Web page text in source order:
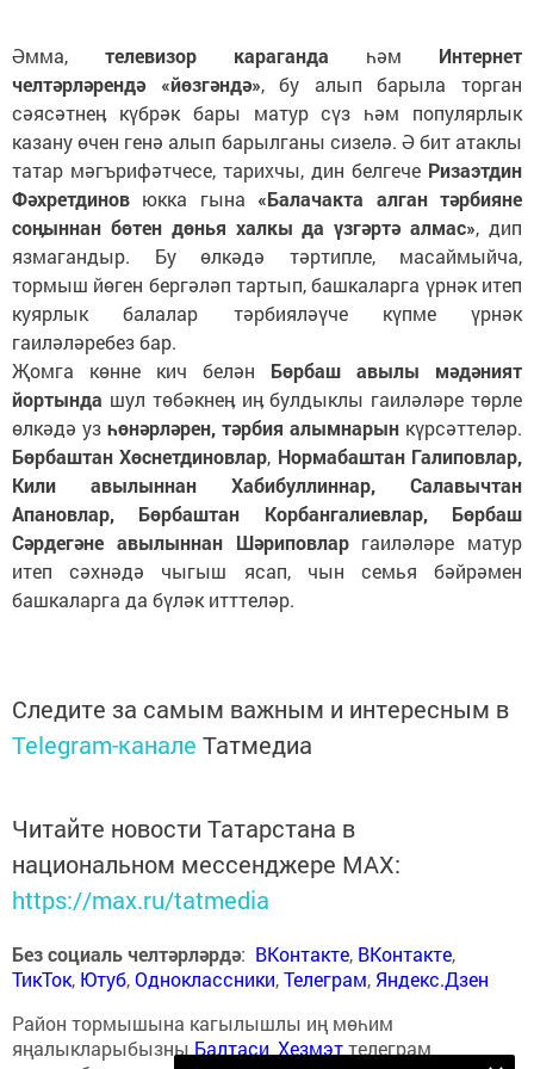
Әмма, телевизор караганда һәм Интернет
челтәрләрендә «йөзгәндә», бу алып барыла торган
сәясәтнеӊ күбрәк бары матур сүз һәм популярлык
казану өчен генә алып барылганы сизелә. Ә бит атаклы
татар мәгърифәтчесе, тарихчы, дин белгече Ризаэтдин
Фәхретдинов юкка гына «Балачакта алган тәрбияне
соӊыннан бөтен дөнья халкы да үзгәртә алмас», дип
язмагандыр. Бу өлкәдә тәртипле, масаймыйча,
тормыш йөген бергәләп тартып, башкаларга үрнәк итеп
куярлык балалар тәрбияләүче күпме үрнәк
гаиләләребез бар.
Җомга көнне кич белән Бөрбаш авылы мәдәният
йортында шул төбәкнеӊ иӊ булдыклы гаиләләре төрле
өлкәдә уз һөнәрләрен, тәрбия алымнарын күрсәттеләр.
Бөрбаштан Хөснетдиновлар, Нормабаштан Галиповлар,
Кили авылыннан Хабибуллиннар, Салавычтан
Апановлар, Бөрбаштан Корбангалиевлар, Бөрбаш
Сәрдегәне авылыннан Шәриповларгаиләләре матур
итеп сәхнәдә чыгыш ясап, чын семья бәйрәмен
башкаларга да бүләк итттеләр.
Следите за самым важным и интересным в
Telegram-канале Татмедиа
Читайте новости Татарстана в
национальном мессенджере MАХ:
https://max.ru/tatmedia
Без социаль челтәрләрдә: ВКонтакте, ВКонтакте,
ТикТок, Ютуб,Одноклассники,Телеграм, Яндекс.Дзен
Район тормышына кагылышлы иң мөһим
яңалыкларыбызныБалтаси_Хезмэттелеграм